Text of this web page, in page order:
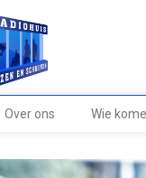
Over ons Wie